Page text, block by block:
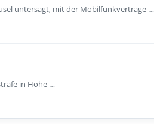
untersagt, mit der Mobilfunkverträge …
in Höhe …